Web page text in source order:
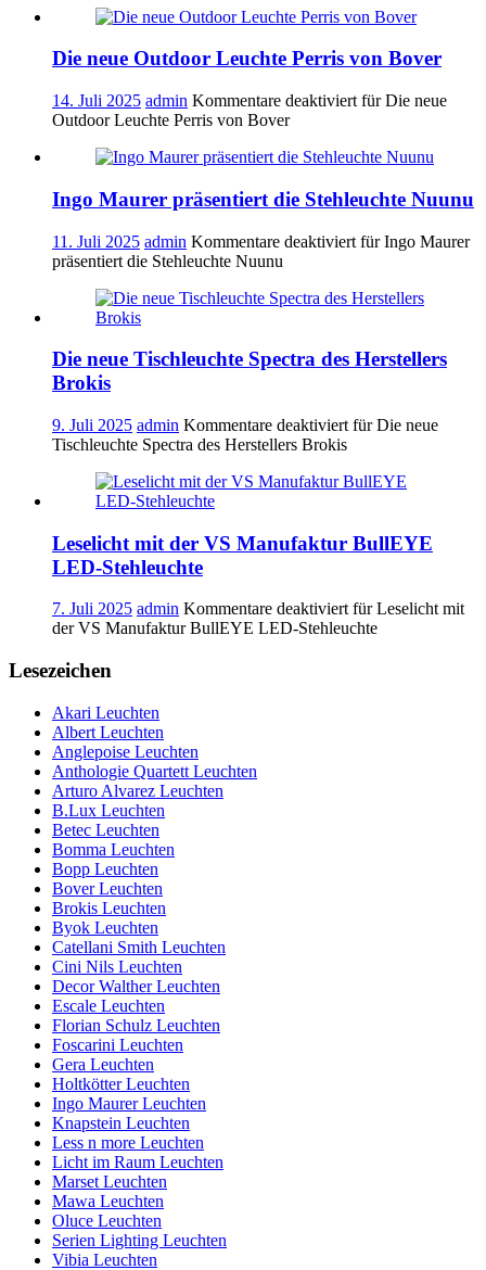
Die neue Outdoor Leuchte Perris von Bover
14. Juli 2025 admin Kommentare deaktiviert für Die neue
Outdoor Leuchte Perris von Bover
Ingo Maurer präsentiert die Stehleuchte Nuunu
11. Juli 2025 admin Kommentare deaktiviert für Ingo Maurer
präsentiert die Stehleuchte Nuunu
Die neue Tischleuchte Spectra des Herstellers
Brokis
9. Juli 2025 admin Kommentare deaktiviert für Die neue
Tischleuchte Spectra des Herstellers Brokis
Leselicht mit der VS Manufaktur BullEYE
LED-Stehleuchte
7. Juli 2025 admin Kommentare deaktiviertfür Leselicht mit
der VS Manufaktur BullEYE LED-Stehleuchte
Lesezeichen
Akari Leuchten
Albert Leuchten
Anglepoise Leuchten
Anthologie Quartett Leuchten
Arturo Alvarez Leuchten
B.Lux Leuchten
Betec Leuchten
Bomma Leuchten
Bopp Leuchten
Bover Leuchten
Brokis Leuchten
Byok Leuchten
Catellani Smith Leuchten
Cini Nils Leuchten
Decor Walther Leuchten
Escale Leuchten
Florian Schulz Leuchten
Foscarini Leuchten
Gera Leuchten
Holtkötter Leuchten
Ingo Maurer Leuchten
Knapstein Leuchten
Less n more Leuchten
Licht im Raum Leuchten
Marset Leuchten
Mawa Leuchten
Oluce Leuchten
Serien Lighting Leuchten
Vibia Leuchten